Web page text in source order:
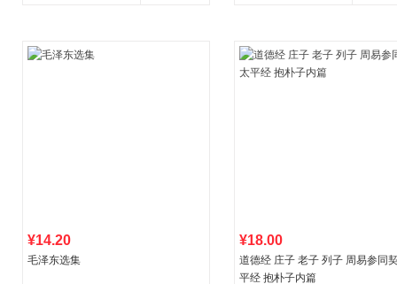
¥14.20
毛泽东选集
¥18.00
道德经 庄子 老子 列子 周易参同
平经 抱朴子内篇